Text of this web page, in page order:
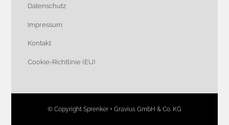
Datenschutz
Impressum
Kontakt
Cookie-Richtlinie (EU)
© Copyright Sprenker + Gravius GmbH & Co. KG